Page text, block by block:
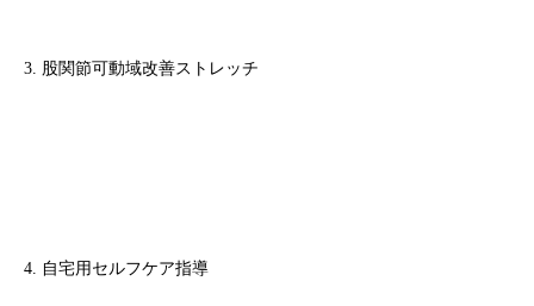
3. 股関節可動域改善ストレッチ
4. 自宅用セルフケア指導